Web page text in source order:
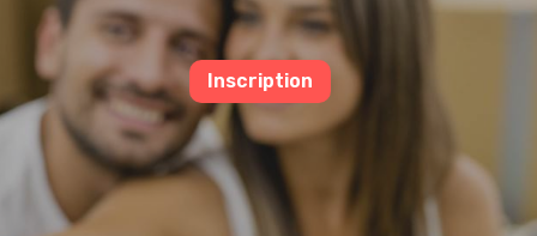
Inscription